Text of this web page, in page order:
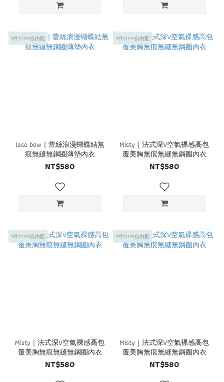
3件$1199自由配
lace bow｜蕾絲浪漫蝴蝶結無
痕無縫無鋼圈薄墊內衣
NT$580
3件$1199自由配
Misty｜法式深V空氣裸感高包
覆美胸無痕無縫無鋼圈內衣
NT$580
3件$1199自由配
Misty｜法式深V空氣裸感高包
覆美胸無痕無縫無鋼圈內衣
NT$580
3件$1199自由配
Misty｜法式深V空氣裸感高包
覆美胸無痕無縫無鋼圈內衣
NT$580